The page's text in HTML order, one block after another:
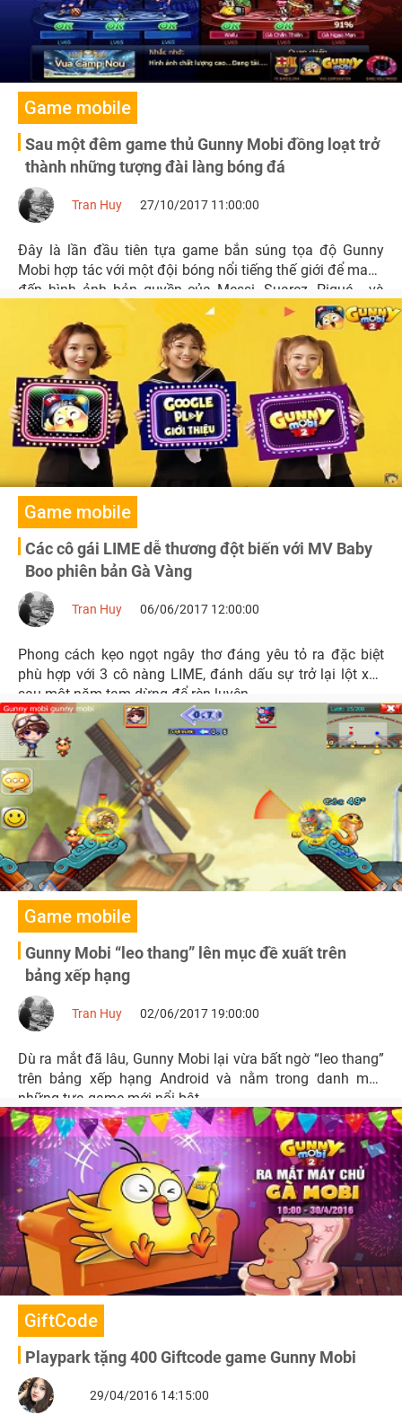
Game mobile
Sau một đêm game thủ Gunny Mobi đồng loạt trở
thành những tượng đài làng bóng đá
Tran Huy 27/10/2017 11:00:00
Đây là lần đầu tiên tựa game bắn súng tọa độ Gunny
Mobi hợp tác với một đội bóng nổi tiếng thế giới để mang
đến hình ảnh bản quyền của Messi, Suarez, Piqué… và
những đồng đội vào trong game.
Game mobile
Các cô gái LIME dễ thương đột biến với MV Baby
Boo phiên bản Gà Vàng
Tran Huy 06/06/2017 12:00:00
Phong cách kẹo ngọt ngây thơ đáng yêu tỏ ra đặc biệt
phù hợp với 3 cô nàng LIME, đánh dấu sự trở lại lột xác
sau một năm tạm dừng để rèn luyện.
Game mobile
Gunny Mobi “leo thang” lên mục đề xuất trên
bảng xếp hạng
Tran Huy 02/06/2017 19:00:00
Dù ra mắt đã lâu, Gunny Mobi lại vừa bất ngờ “leo thang”
trên bảng xếp hạng Android và nằm trong danh mục
những tựa game mới nổi bật.
GiftCode
Playpark tặng 400 Giftcode game Gunny Mobi
29/04/2016 14:15:00